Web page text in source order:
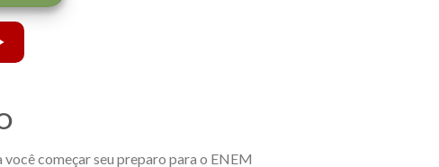
começar seu preparo para o ENEM